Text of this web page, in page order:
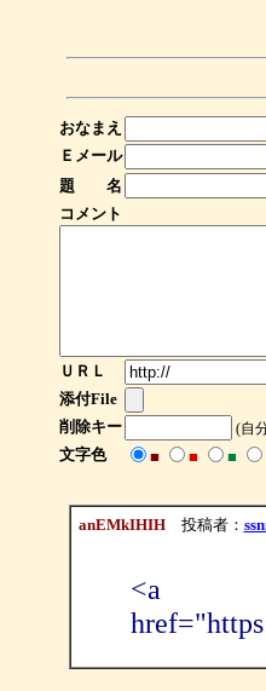
おなまえ
Ｅメール
題 名
コメント
ＵＲＬ
添付File
削除キー
(自
文字色 ■ ■ ■
anEMkIHIH投稿者：
<a